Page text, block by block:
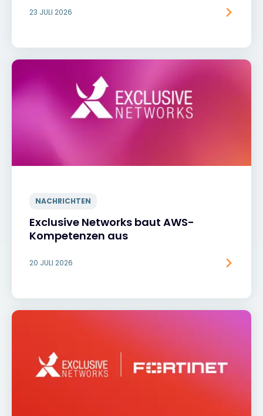
23 JULI 2026
NACHRICHTEN
Exclusive Networks baut AWS-
Kompetenzen aus
20 JULI 2026